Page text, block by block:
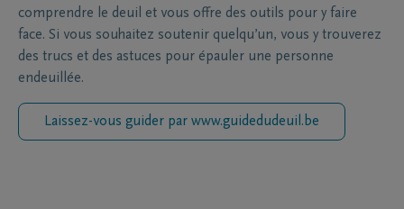
comprendre le deuil et vous offre des outils pour y faire
face. Si vous souhaitez soutenir quelqu’un, vous y trouverez
des trucs et des astuces pour épauler une personne
endeuillée.
Laissez-vous guider par www.guidedudeuil.be